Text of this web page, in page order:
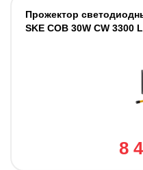
Прожектор
SKE COB 30W CW 3300
8